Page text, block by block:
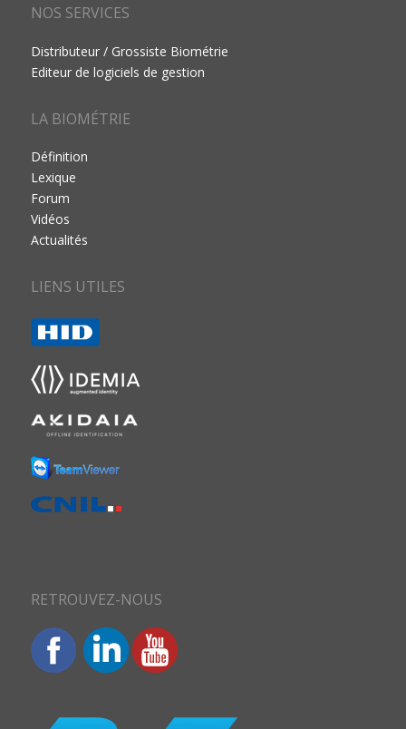
NOS SERVICES
Distributeur / Grossiste Biométrie
Editeur de logiciels de gestion
LA BIOMÉTRIE
Définition
Lexique
Forum
Vidéos
Actualités
LIENS UTILES
RETROUVEZ-NOUS